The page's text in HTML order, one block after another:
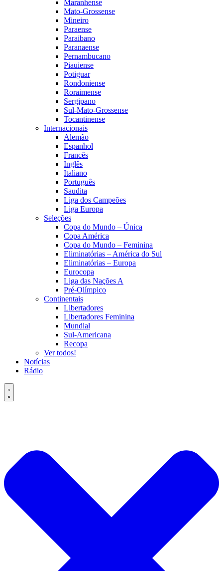
Maranhense
Mato-Grossense
Mineiro
Paraense
Paraibano
Paranaense
Pernambucano
Piauiense
Potiguar
Rondoniense
Roraimense
Sergipano
Sul-Mato-Grossense
Tocantinense
Internacionais
Alemão
Espanhol
Francês
Inglês
Italiano
Português
Saudita
Liga dos Campeões
Liga Europa
Seleções
Copa do Mundo – Única
Copa América
Copa do Mundo – Feminina
Eliminatórias – América do Sul
Eliminatórias – Europa
Eurocopa
Liga das Nações A
Pré-Olímpico
Continentais
Libertadores
Libertadores Feminina
Mundial
Sul-Americana
Recopa
Ver todos!
Notícias
Rádio